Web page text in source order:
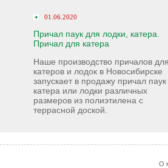
01.06.2020
Причал паук для лодки, катера.
Причал для катера
Наше производство причалов для
катеров и лодок в Новосибирске
запускает в продажу причал
катера или лодки различных
размеров из полиэтилена с
террасной доской.
О